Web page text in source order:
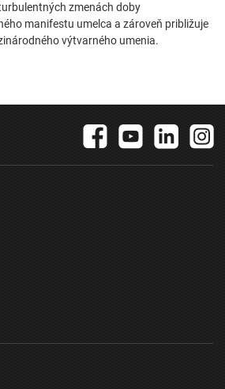
zmenách doby
manifestu umelca a zároveň približuje
výtvarného umenia.